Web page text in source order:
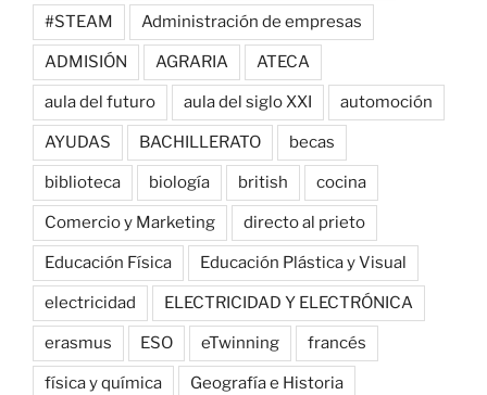
#STEAM Administración de empresas
ADMISIÓN AGRARIA ATECA
aula del futuro aula del siglo XXI automoción
AYUDAS BACHILLERATO becas
biblioteca biología british cocina
Comercio y Marketing directo al prieto
Educación Física Educación Plástica y Visual
electricidad ELECTRICIDAD Y ELECTRÓNICA
erasmus ESO eTwinning francés
física y química Geografía e Historia